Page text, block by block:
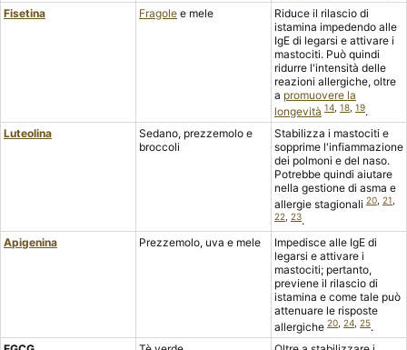
Fisetina
Fragole e mele
Riduce il rilascio di
istamina impedendo alle
IgE di legarsi e attivare i
mastociti. Può quindi
ridurre l'intensità delle
reazioni allergiche, oltre
a promuovere la
longevità 14 18 19.
Luteolina
Sedano, prezzemolo e
broccoli
Stabilizza i mastociti e
sopprime l'infiammazione
dei polmoni e del naso.
Potrebbe quindi aiutare
nella gestione di asma e
allergie stagionali 20 21
22 23.
Apigenina
Prezzemolo, uva e mele
Impedisce alle IgE di
legarsi e attivare i
mastociti; pertanto,
previene il rilascio di
istamina e come tale può
attenuare le risposte
allergiche 20 24 25.